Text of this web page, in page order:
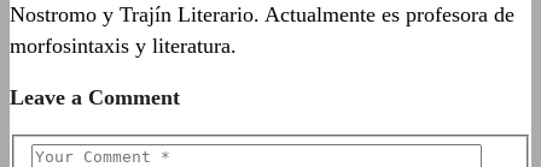
Nostromo y Trajín Literario. Actualmente es profesora de
morfosintaxis y literatura.
Leave a Comment